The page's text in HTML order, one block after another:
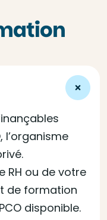
l’organisme
RH ou de votre
de formation
disponible.